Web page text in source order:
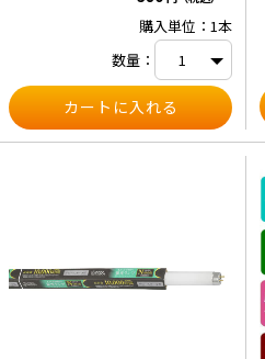
購入単位：1本
数量：